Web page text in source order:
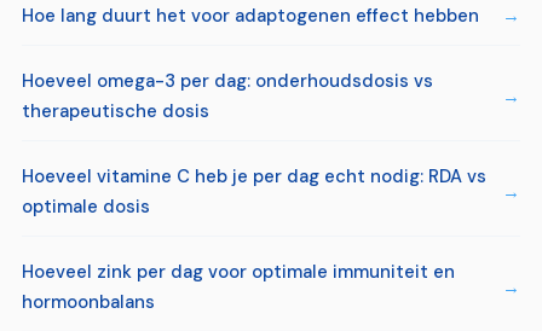
Hoe lang duurt het voor adaptogenen effect hebben
Hoeveel omega-3 per dag: onderhoudsdosis vs
therapeutische dosis
Hoeveel vitamine C heb je per dag echt nodig: RDA vs
optimale dosis
Hoeveel zink per dag voor optimale immuniteit en
hormoonbalans